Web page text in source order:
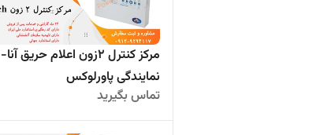
مرکز کنترل 2زون اعلام حریق آنا-
نمایندگی پاورلوکس
تماس بگیرید